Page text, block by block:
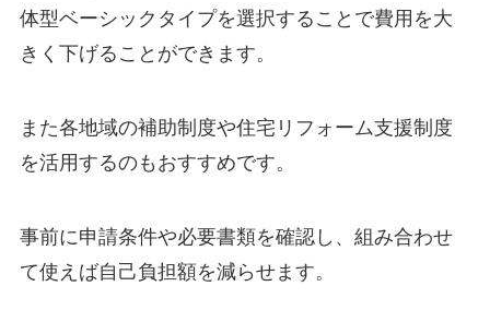
体型ベーシックタイプを選択することで費用を大
きく下げることができます。
また各地域の補助制度や住宅リフォーム支援制度
を活用するのもおすすめです。
事前に申請条件や必要書類を確認し、組み合わせ
て使えば自己負担額を減らせます。